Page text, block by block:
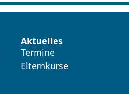
Aktuelles
Termine
Elternkurse